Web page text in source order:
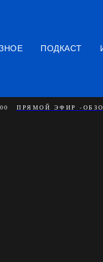
ПОДКАСТ
ПРЯМОЙ ЭФИР -